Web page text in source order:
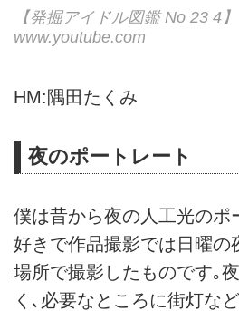
【発掘アイドル図鑑 No 23 4
www.youtube.com
HM:隅田たくみ
夜のポートレート
僕は昔から夜の人工光のポ
好きで作品撮影では日曜の
場所で撮影したものです｡
く､必要なところに街灯な